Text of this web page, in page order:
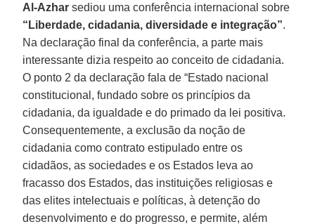
Al-Azhar sediou uma conferência internacional sobre
“Liberdade, cidadania, diversidade e integração”.
Na declaração final da conferência, a parte mais
interessante dizia respeito ao conceito de cidadania.
O ponto 2 da declaração fala de “Estado nacional
constitucional, fundado sobre os princípios da
cidadania, da igualdade e do primado da lei positiva.
Consequentemente, a exclusão da noção de
cidadania como contrato estipulado entre os
cidadãos, as sociedades e os Estados leva ao
fracasso dos Estados, das instituições religiosas e
das elites intelectuais e políticas, à detenção do
desenvolvimento e do progresso, e permite, além